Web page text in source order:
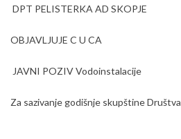
DPT PELISTERKA AD SKOPJE
OBJAVLJUJE C U CA
JAVNI POZIV Vodoinstalacije
Za sazivanje godišnje skupštine Društva